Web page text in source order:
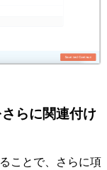
らに関連付け
ことで、さらに項